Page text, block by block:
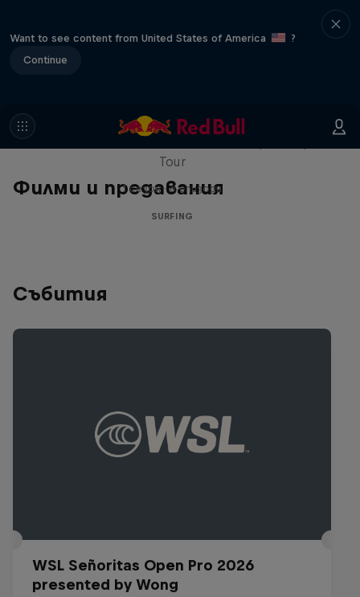
Want to see content from United States of America
?
Continue
Филми и предавания
WSL Replay
Tour
1 сезон · 6 епизоди
SURFING
Събития
WSL Señoritas Open Pro 2026
presented by Wong